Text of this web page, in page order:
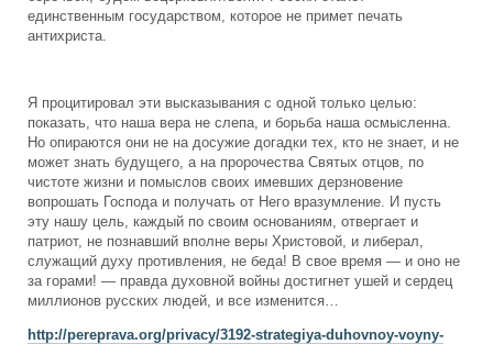
единственным государством, которое не примет печать
антихриста.
Я процитировал эти высказывания с одной только целью:
показать, что наша вера не слепа, и борьба наша осмысленна.
Но опираются они не на досужие догадки тех, кто не знает, и не
может знать будущего, а на пророчества Святых отцов, по
чистоте жизни и помыслов своих имевших дерзновение
вопрошать Господа и получать от Него вразумление. И пусть
эту нашу цель, каждый по своим основаниям, отвергает и
патриот, не познавший вполне веры Христовой, и либерал,
служащий духу противления, не беда! В свое время — и оно не
за горами! — правда духовной войны достигнет ушей и сердец
миллионов русских людей, и все изменится…
http://pereprava.org/privacy/3192-strategiya-duhovnoy-voyny-